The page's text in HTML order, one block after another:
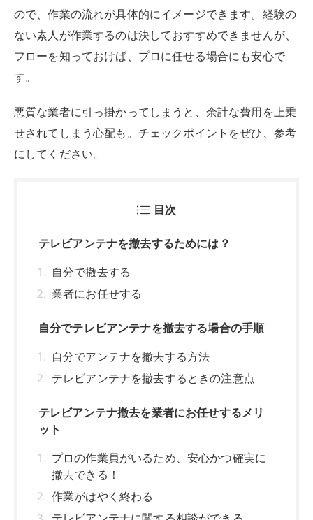
テレビアンテナを撤去するためには？
自分でテレビアンテナを撤去する場合の手順
自分でアンテナを撤去する方法
テレビアンテナ撤去を業者にお任せするメリ
プロの作業員がいるため、安心かつ確実に
撤去できる！
作業がはやく終わる
業者を選ぶ時のポイント
過去の実績を調べる
保証サービスの有無を確認する
まとめ
関連記事はこちら